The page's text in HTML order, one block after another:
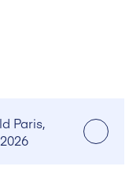
Paris,